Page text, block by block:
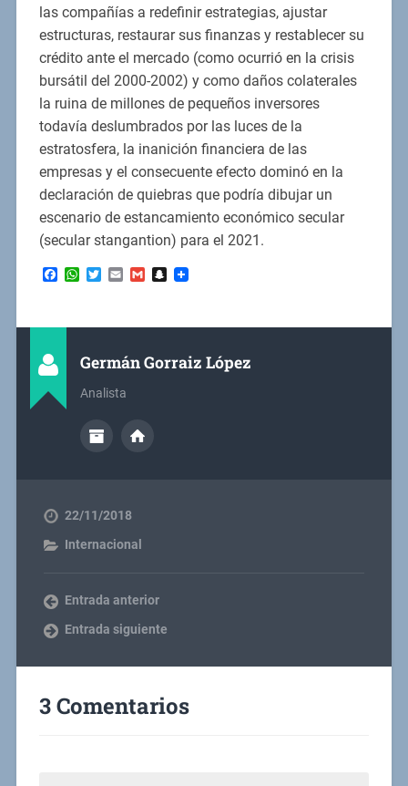
las compañías a redefinir estrategias, ajustar
estructuras, restaurar sus finanzas y restablecer su
crédito ante el mercado (como ocurrió en la crisis
bursátil del 2000-2002) y como daños colaterales
la ruina de millones de pequeños inversores
todavía deslumbrados por las luces de la
estratosfera, la inanición financiera de las
empresas y el consecuente efecto dominó en la
declaración de quiebras que podría dibujar un
escenario de estancamiento económico secular
(secular stangantion) para el 2021.
Facebook
WhatsApp
Twitter
EmailGmailSnapchat
Germán Gorraiz López
Analista
22/11/2018
Internacional
Entrada anterior
Entrada siguiente
3 Comentarios